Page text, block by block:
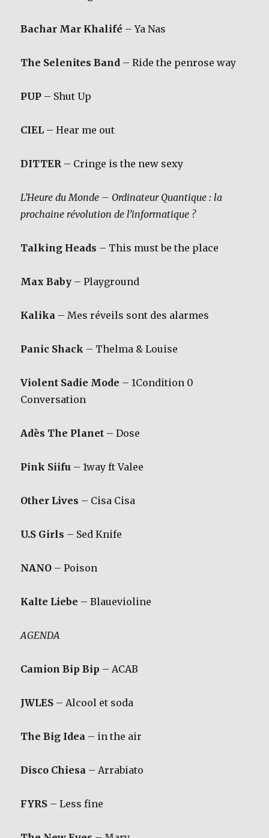
Bachar Mar Khalifé – Ya Nas
The Selenites Band – Ride the penrose way
PUP – Shut Up
CIEL – Hear me out
DITTER – Cringe is the new sexy
L’Heure du Monde – Ordinateur Quantique : la
prochaine révolution de l’informatique ?
Talking Heads – This must be the place
Max Baby – Playground
Kalika – Mes réveils sont des alarmes
Panic Shack – Thelma & Louise
Violent Sadie Mode – 1Condition 0
Conversation
Adès The Planet – Dose
Pink Siifu – 1way ft Valee
Other Lives – Cisa Cisa
U.S Girls – Sed Knife
NANO – Poison
Kalte Liebe – Blauevioline
AGENDA
Camion Bip Bip – ACAB
JWLES – Alcool et soda
The Big Idea – in the air
Disco Chiesa – Arrabiato
FYRS – Less fine